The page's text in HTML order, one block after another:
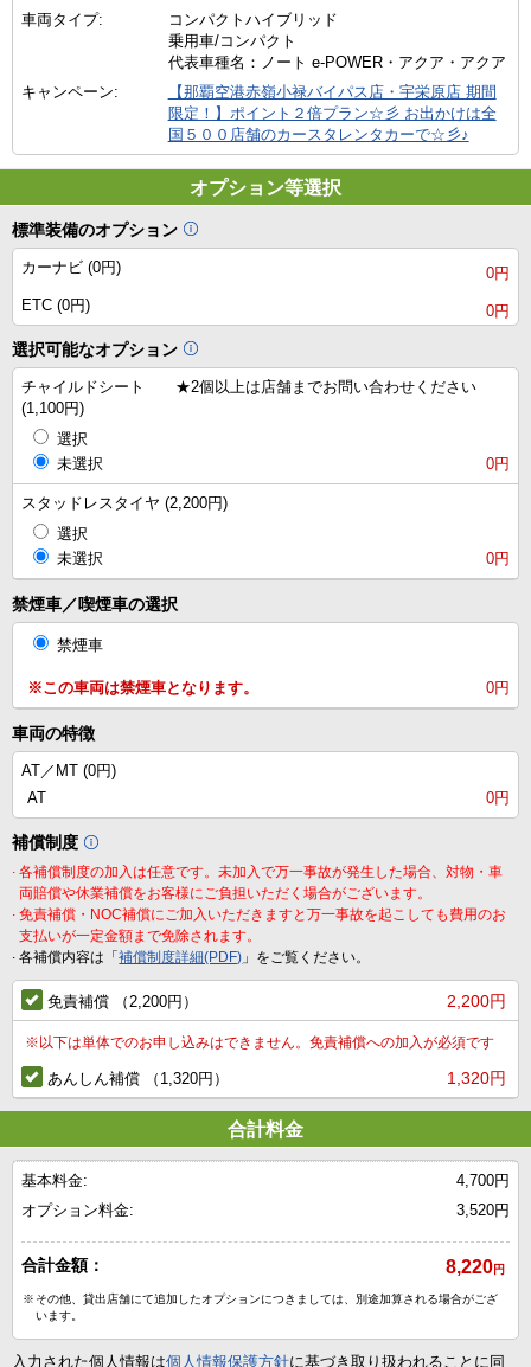
車両タイプ:
コンパクトハイブリッド
乗用車/コンパクト
代表車種名：ノート e-POWER・アクア・アクア
キャンペーン:
【那覇空港赤嶺小禄バイパス店・宇栄原店 期間
限定！】ポイント２倍プラン☆彡 お出かけは全
国５００店舗のカースタレンタカーで☆彡♪
オプション等選択
標準装備のオプション
カーナビ (0円)
0円
ETC (0円)
0円
選択可能なオプション
チャイルドシート ★2個以上は店舗までお問い合わせください
(1,100円)
選択
未選択
0円
スタッドレスタイヤ (2,200円)
選択
未選択
0円
禁煙車／喫煙車の選択
禁煙車
※この車両は禁煙車となります。 0円
車両の特徴
AT／MT (0円)
AT
0円
補償制度
各補償制度の加入は任意です。未加入で万一事故が発生した場合、対物・車
両賠償や休業補償をお客様にご負担いただく場合がございます。
免責補償・NOC補償にご加入いただきますと万一事故を起こしても費用のお
支払いが一定金額まで免除されます。
各補償内容は「補償制度詳細(PDF) 」をご覧ください。
免責補償 （2,200円） 2,200円
※以下は単体でのお申し込みはできません。免責補償への加入が必須です
あんしん補償 （1,320円） 1,320円
合計料金
基本料金:
4,700円
オプション料金:
3,520円
合計金額： 8,220円
※ その他、貸出店舗にて追加したオプションにつきましては、別途加算される場合がござ
います。
入力された個人情報は個人情報保護方針に基づき取り扱われることに同